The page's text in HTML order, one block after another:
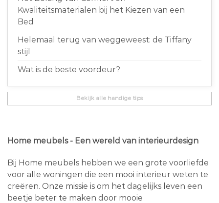
Kwaliteitsmaterialen bij het Kiezen van een
Bed
Helemaal terug van weggeweest: de Tiffany
stijl
Wat is de beste voordeur?
Bekijk alle handige tips
Home meubels - Een wereld van interieurdesign
Bij Home meubels hebben we een grote voorliefde
voor alle woningen die een mooi interieur weten te
creëren. Onze missie is om het dagelijks leven een
beetje beter te maken door mooie